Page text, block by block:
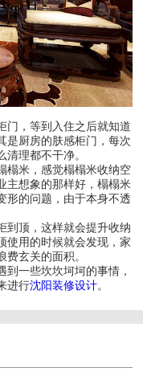
门，等到入住之后就知道
是厨房的肤感柜门，每次
理都不干净。
榻米，感觉榻榻米收纳空
主想象的那样好，榻榻米
形的问题，由于本身不透
到顶，这样就会提升收纳
使用的时候就会发现，家
玄关的面积。
一些坎坎坷坷的事情，
进行沈阳装修设计。